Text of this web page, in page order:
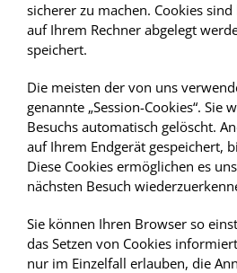
sicherer zu machen. Cookies
auf Ihrem Rechner abgelegt
speichert.
Die meisten der von uns
genannte „Session-Cookies“. Sie
Besuchs automatisch gelöscht.
auf Ihrem Endgerät gespeichert,
Diese Cookies ermöglichen es
nächsten Besuch
Sie können Ihren Browser so
das Setzen von Cookies
nur im Einzelfall erlauben, die